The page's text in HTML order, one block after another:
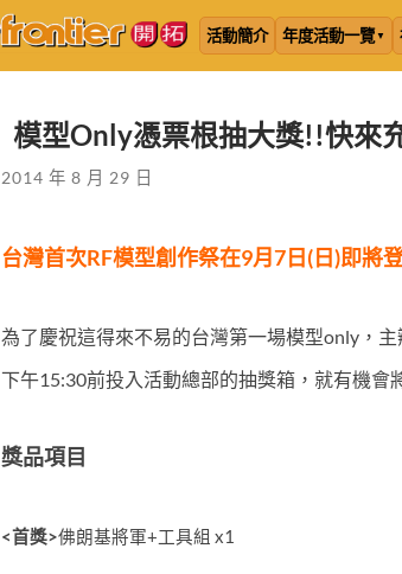
活動簡介 年度活動一覽
模型Only憑票根抽大獎!!快來
2014 年 8 月 29 日
台灣首次RF模型創作祭在9月7日(日)即將
為了慶祝這得來不易的台灣第一場模型only，
下午15:30前投入活動總部的抽獎箱，就有機會
獎品項目
<首獎>佛朗基將軍+工具組 x1